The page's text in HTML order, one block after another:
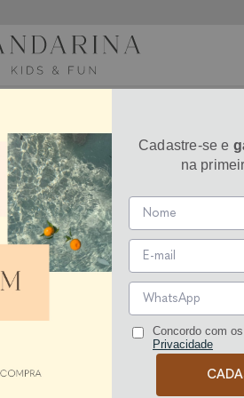
Cadastre-se e
na
Concordo com
Privacidade